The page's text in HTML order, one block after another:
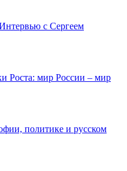
с Сергеем
Роста: мир России – мир
политике и русском